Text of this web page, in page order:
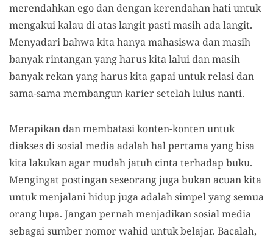
merendahkan ego dan dengan kerendahan hati untuk
mengakui kalau di atas langit pasti masih ada langit.
Menyadari bahwa kita hanya mahasiswa dan masih
banyak rintangan yang harus kita lalui dan masih
banyak rekan yang harus kita gapai untuk relasi dan
sama-sama membangun karier setelah lulus nanti.
Merapikan dan membatasi konten-konten untuk
diakses di sosial media adalah hal pertama yang bisa
kita lakukan agar mudah jatuh cinta terhadap buku.
Mengingat postingan seseorang juga bukan acuan kita
untuk menjalani hidup juga adalah simpel yang semua
orang lupa. Jangan pernah menjadikan sosial media
sebagai sumber nomor wahid untuk belajar. Bacalah,